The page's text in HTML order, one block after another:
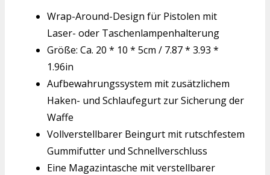
Wrap-Around-Design für Pistolen mit
Laser- oder Taschenlampenhalterung
Größe: Ca. 20 * 10 * 5cm / 7.87 * 3.93 *
1.96in
Aufbewahrungssystem mit zusätzlichem
Haken- und Schlaufegurt zur Sicherung der
Waffe
Vollverstellbarer Beingurt mit rutschfestem
Gummifutter und Schnellverschluss
Eine Magazintasche mit verstellbarer